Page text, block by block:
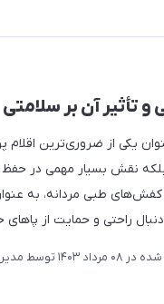
تأثیر آن بر سلامتی
یکی از ضروری‌ترین اقلام
بلکه نقش بسیار مهمی در
طبی مردانه، به
راحتی و حمایت از
در 08 مرداد 1403 توسط